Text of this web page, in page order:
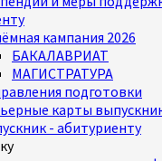
кампания 2026
БАКАЛАВРИАТ
МАГИСТРАТУРА
подготовки
карты
- абитуриенту